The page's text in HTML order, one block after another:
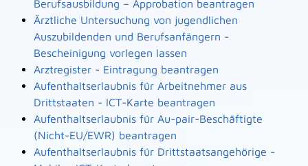
Berufsausbildung – Approbation beantragen
Ärztliche Untersuchung von jugendlichen
Auszubildenden und Berufsanfängern -
Bescheinigung vorlegen lassen
Arztregister - Eintragung beantragen
Aufenthaltserlaubnis für Arbeitnehmer aus
Drittstaaten - ICT-Karte beantragen
Aufenthaltserlaubnis für Au-pair-Beschäftigte
(Nicht-EU/EWR) beantragen
Aufenthaltserlaubnis für Drittstaatsangehörige -